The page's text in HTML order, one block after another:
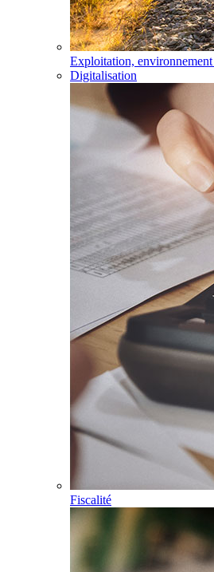
Exploitation,
Digitalisation
Fiscalité